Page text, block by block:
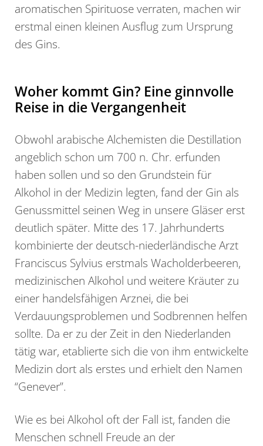
aromatischen Spirituose verraten, machen wir
erstmal einen kleinen Ausflug zum Ursprung
des Gins.
Woher kommt Gin? Eine ginnvolle
Reise in die Vergangenheit
Obwohl arabische Alchemisten die Destillation
angeblich schon um 700 n. Chr. erfunden
haben sollen und so den Grundstein für
Alkohol in der Medizin legten, fand der Gin als
Genussmittel seinen Weg in unsere Gläser erst
deutlich später. Mitte des 17. Jahrhunderts
kombinierte der deutsch-niederländische Arzt
Franciscus Sylvius erstmals Wacholderbeeren,
medizinischen Alkohol und weitere Kräuter zu
einer handelsfähigen Arznei, die bei
Verdauungsproblemen und Sodbrennen helfen
sollte. Da er zu der Zeit in den Niederlanden
tätig war, etablierte sich die von ihm entwickelte
Medizin dort als erstes und erhielt den Namen
“Genever”.
Wie es bei Alkohol oft der Fall ist, fanden die
Menschen schnell Freude an der